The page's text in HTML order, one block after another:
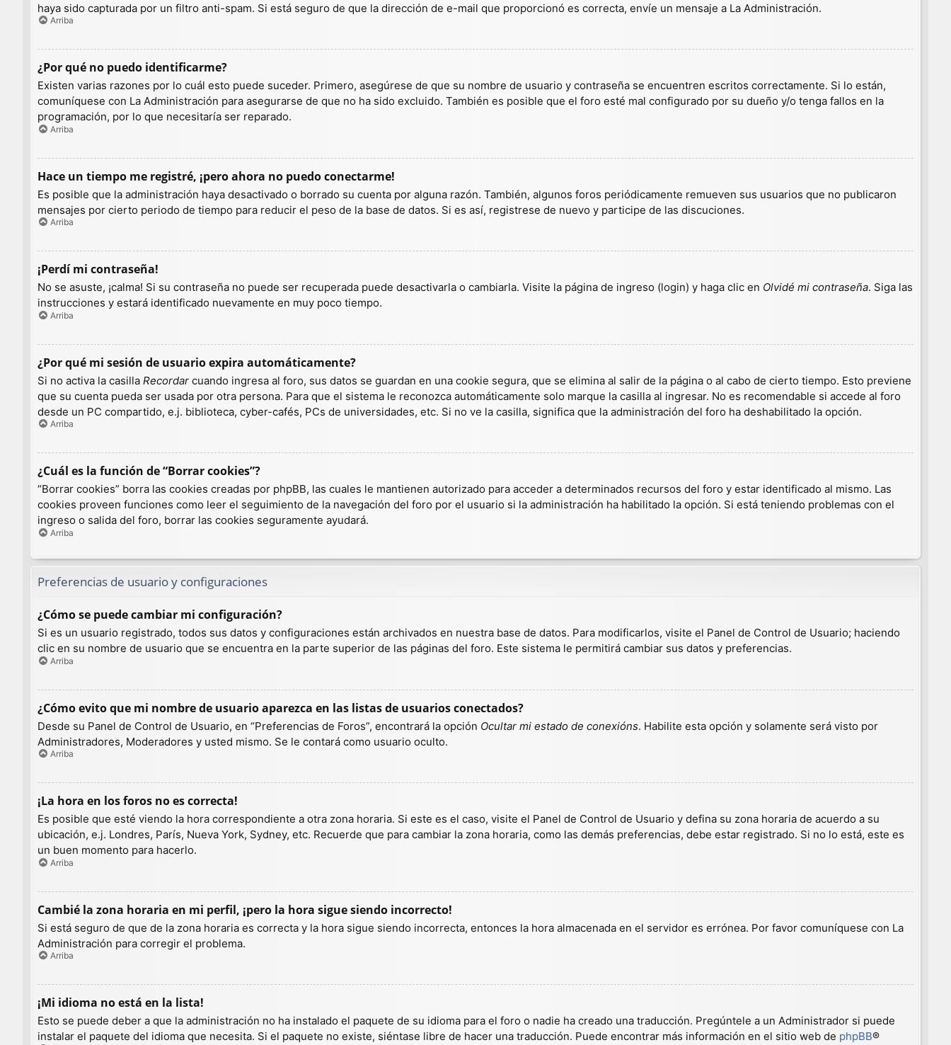
haya sido capturada por un filtro anti-spam. Si está seguro de que la dirección de e-mail que proporcionó es correcta, envíe un mensaje a La Administración.
Arriba
¿Por qué no puedo identificarme?
Existen varias razones por lo cuál esto puede suceder. Primero, asegúrese de que su nombre de usuario y contraseña se encuentren escritos correctamente. Si lo están,
comuníquese con La Administración para asegurarse de que no ha sido excluido. También es posible que el foro esté mal configurado por su dueño y/o tenga fallos en la
programación, por lo que necesitaría ser reparado.
Arriba
Hace un tiempo me registré, ¡pero ahora no puedo conectarme!
Es posible que la administración haya desactivado o borrado su cuenta por alguna razón. También, algunos foros periódicamente remueven sus usuarios que no publicaron
mensajes por cierto periodo de tiempo para reducir el peso de la base de datos. Si es así, registrese de nuevo y participe de las discuciones.
Arriba
¡Perdí mi contraseña!
No se asuste, ¡calma! Si su contraseña no puede ser recuperada puede desactivarla o cambiarla. Visite la página de ingreso (login) y haga clic en Olvidé mi contraseña. Siga las
instrucciones y estará identificado nuevamente en muy poco tiempo.
Arriba
¿Por qué mi sesión de usuario expira automáticamente?
Si no activa la casilla Recordar cuando ingresa al foro, sus datos se guardan en una cookie segura, que se elimina al salir de la página o al cabo de cierto tiempo. Esto previene
que su cuenta pueda ser usada por otra persona. Para que el sistema le reconozca automáticamente solo marque la casilla al ingresar. No es recomendable si accede al foro
desde un PC compartido, e.j. biblioteca, cyber-cafés, PCs de universidades, etc. Si no ve la casilla, significa que la administración del foro ha deshabilitado la opción.
Arriba
¿Cuál es la función de “Borrar cookies”?
“Borrar cookies” borra las cookies creadas por phpBB, las cuales le mantienen autorizado para acceder a determinados recursos del foro y estar identificado al mismo. Las
cookies proveen funciones como leer el seguimiento de la navegación del foro por el usuario si la administración ha habilitado la opción. Si está teniendo problemas con el
ingreso o salida del foro, borrar las cookies seguramente ayudará.
Arriba
Preferencias de usuario y configuraciones
¿Cómo se puede cambiar mi configuración?
Si es un usuario registrado, todos sus datos y configuraciones están archivados en nuestra base de datos. Para modificarlos, visite el Panel de Control de Usuario; haciendo
clic en su nombre de usuario que se encuentra en la parte superior de las páginas del foro. Este sistema le permitirá cambiar sus datos y preferencias.
Arriba
¿Cómo evito que mi nombre de usuario aparezca en las listas de usuarios conectados?
Desde su Panel de Control de Usuario, en “Preferencias de Foros”, encontrará la opción Ocultar mi estado de conexións. Habilite esta opción y solamente será visto por
Administradores, Moderadores y usted mismo. Se le contará como usuario oculto.
Arriba
¡La hora en los foros no es correcta!
Es posible que esté viendo la hora correspondiente a otra zona horaria. Si este es el caso, visite el Panel de Control de Usuario y defina su zona horaria de acuerdo a su
ubicación, e.j. Londres, París, Nueva York, Sydney, etc. Recuerde que para cambiar la zona horaria, como las demás preferencias, debe estar registrado. Si no lo está, este es
un buen momento para hacerlo.
Arriba
Cambié la zona horaria en mi perfil, ¡pero la hora sigue siendo incorrecto!
Si está seguro de que de la zona horaria es correcta y la hora sigue siendo incorrecta, entonces la hora almacenada en el servidor es errónea. Por favor comuníquese con La
Administración para corregir el problema.
Arriba
¡Mi idioma no está en la lista!
Esto se puede deber a que la administración no ha instalado el paquete de su idioma para el foro o nadie ha creado una traducción. Pregúntele a un Administrador si puede
instalar el paquete del idioma que necesita. Si el paquete no existe, siéntase libre de hacer una traducción. Puede encontrar más información en el sitio web de phpBB®